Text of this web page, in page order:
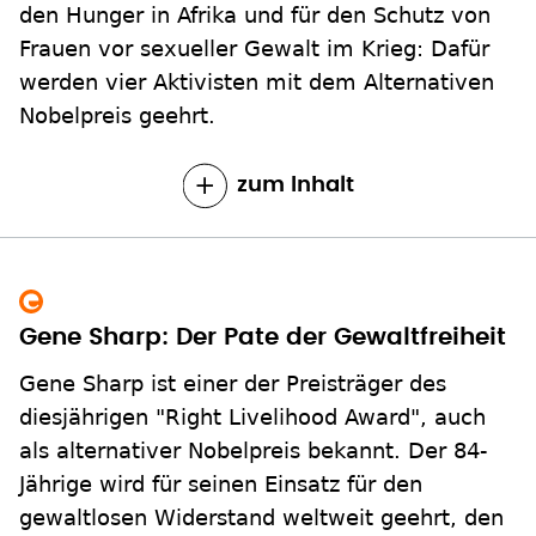
den Hunger in Afrika und für den Schutz von
Frauen vor sexueller Gewalt im Krieg: Dafür
werden vier Aktivisten mit dem Alternativen
Nobelpreis geehrt.
zum Inhalt
Gene Sharp: Der Pate der Gewaltfreiheit
Gene Sharp ist einer der Preisträger des
diesjährigen "Right Livelihood Award", auch
als alternativer Nobelpreis bekannt. Der 84-
Jährige wird für seinen Einsatz für den
gewaltlosen Widerstand weltweit geehrt, den